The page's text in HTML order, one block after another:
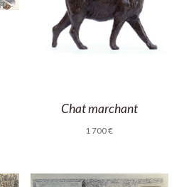
Chat marchant
1 700€